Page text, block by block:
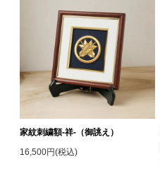
家紋刺繍額-祥-（御誂え）
16,500円(税込)